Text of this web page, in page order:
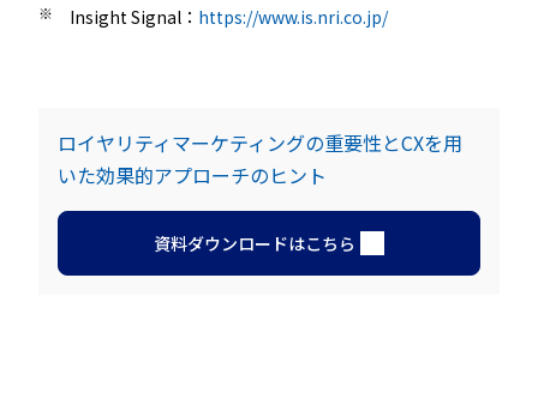
※ Insight Signal： https://www.is.nri.co.jp/
資料ダウンロードはこちら
ロイヤリティマーケティングの重要性とCXを用
いた効果的アプローチのヒント